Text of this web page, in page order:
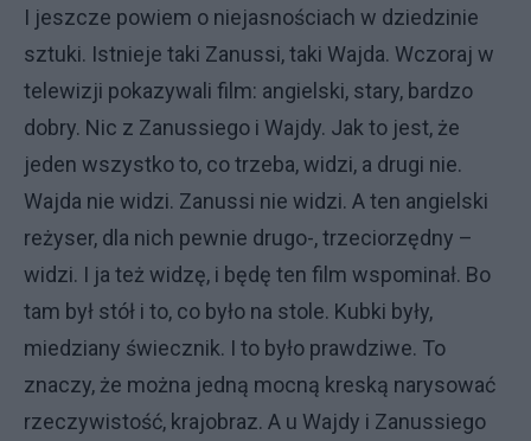
I jeszcze powiem o niejasnościach w dziedzinie
sztuki. Istnieje taki Zanussi, taki Wajda. Wczoraj w
telewizji pokazywali film: angielski, stary, bardzo
dobry. Nic z Zanussiego i Wajdy. Jak to jest, że
jeden wszystko to, co trzeba, widzi, a drugi nie.
Wajda nie widzi. Zanussi nie widzi. A ten angielski
reżyser, dla nich pewnie drugo-, trzeciorzędny –
widzi. I ja też widzę, i będę ten film wspominał. Bo
tam był stół i to, co było na stole. Kubki były,
miedziany świecznik. I to było prawdziwe. To
znaczy, że można jedną mocną kreską narysować
rzeczywistość, krajobraz. A u Wajdy i Zanussiego